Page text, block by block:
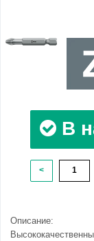
В
<
Описание: